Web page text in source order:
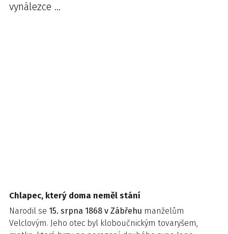
vynálezce …
Chlapec, který doma neměl stání
Narodil se 15. srpna 1868 v Zábřehu manželům
Velclovým. Jeho otec byl kloboučnickým tovaryšem,